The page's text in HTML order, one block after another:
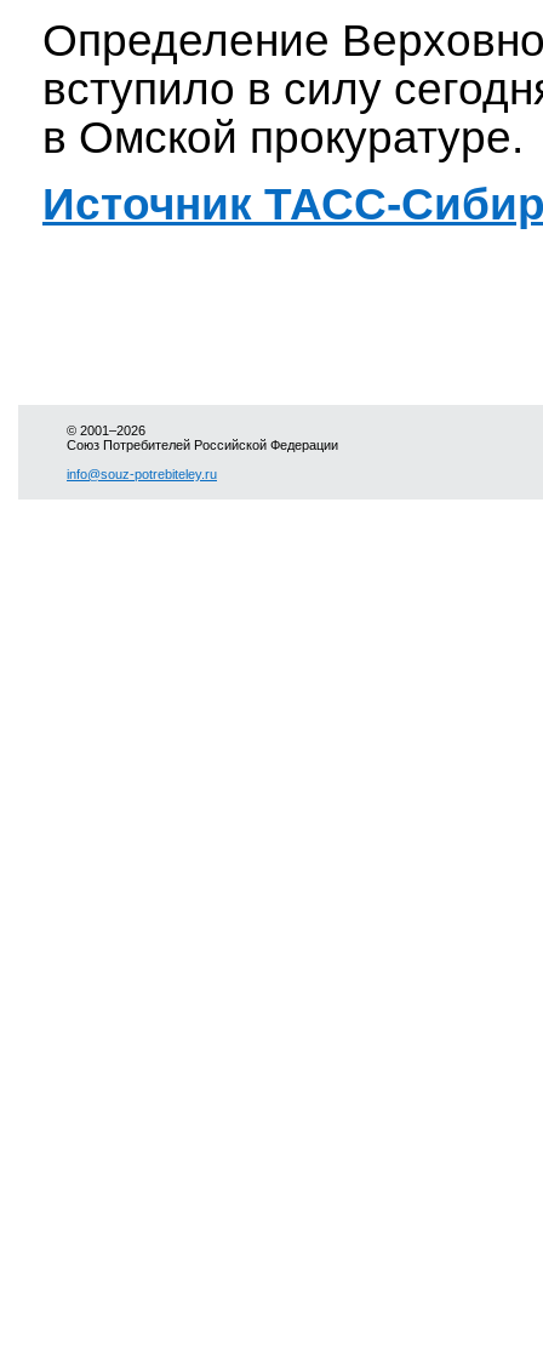
Определение
вступило в силу
в Омской прокуратуре.
Источник ТАСС-
© 2001–2026
Союз Потребителей Российской Федерации
info@souz-potrebiteley.ru